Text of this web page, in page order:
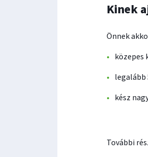
Kinek
Önnek
közepes
legalább
kész
További